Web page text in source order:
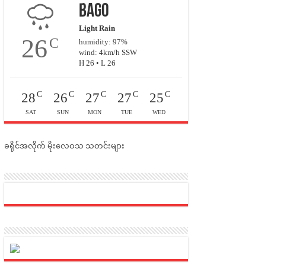
26C
Bago
Light Rain
humidity: 97%
wind: 4km/h SSW
H 26 • L 26
28 C
SAT
26 C
SUN
27 C
MON
27 C
TUE
25 C
WED
ခရိုင်အလိုက် မိုးလေဝသ သတင်းများ